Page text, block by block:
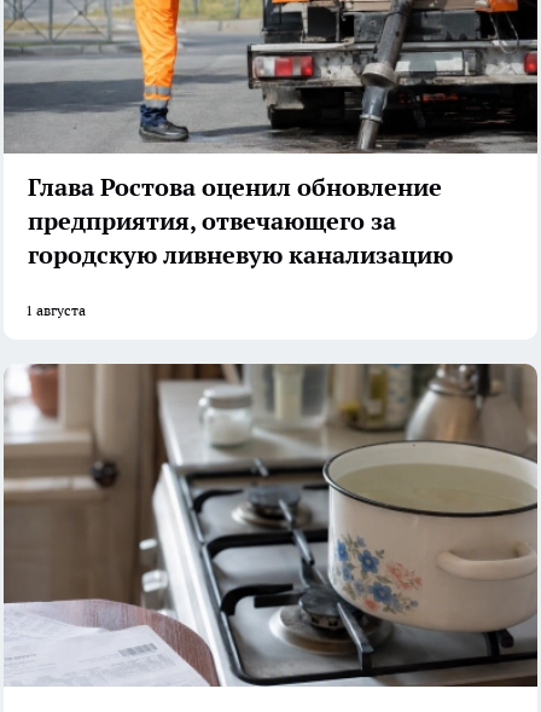
Глава Ростова оценил обновление
предприятия, отвечающего за
городскую ливневую канализацию
1 августа